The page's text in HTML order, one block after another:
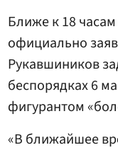
Ближе к 18
официально
Рукавшиников
беспорядках 6
фигурантом
«В ближайшее